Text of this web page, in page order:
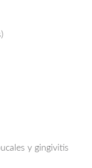
y gingivitis